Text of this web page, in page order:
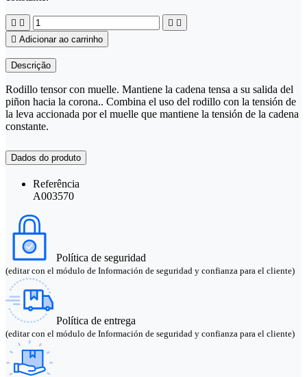
   
 Adicionar ao carrinho
Descrição
Rodillo tensor con muelle. Mantiene la cadena tensa a su salida del
piñon hacia la corona.. Combina el uso del rodillo con la tensión de
la leva accionada por el muelle que mantiene la tensión de la cadena
constante.
Dados do produto
Referência
A003570
Política de seguridad
(editar con el módulo de Información de seguridad y confianza para el cliente)
Política de entrega
(editar con el módulo de Información de seguridad y confianza para el cliente)